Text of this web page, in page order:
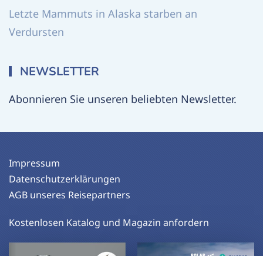
Letzte Mammuts in Alaska starben an
Verdursten
NEWSLETTER
Abonnieren Sie unseren beliebten Newsletter.
Impressum
Datenschutzerklärungen
AGB unseres Reisepartners
Kostenlosen Katalog und Magazin anfordern